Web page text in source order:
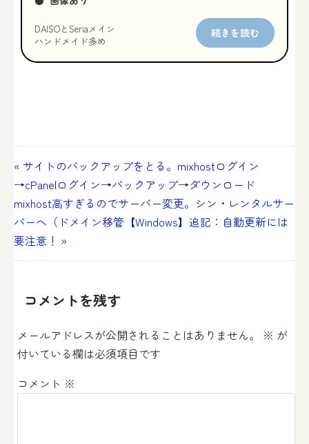
DAISOとSeriaメイン
ハンドメイド多め
続きを読む
投
稿
ナ
ビ
ー
ョ
« サイトのバックアップをとる。mixhostログイン
→cPanelログイン→バックアップ→ダウンロード
mixhost高すぎるのでサーバー変更。シン・レンタルサー
バーへ（ドメイン移管【Windows】追記：自動更新には
要注意！ »
コメントを残す
メールアドレスが公開されることはありません。 ※ が
付いている欄は必須項目です
コメント ※